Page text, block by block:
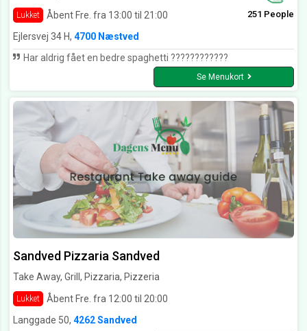
Lukket Åbent Fre. fra 13:00 til 21:00 251 People
Ejlersvej 34 H, 4700 Næstved
Har aldrig fået en bedre spaghetti ????????????
Se Menukort
Sandved Pizzaria Sandved
Take Away, Grill, Pizzaria, Pizzeria
Lukket
Åbent Fre. fra 12:00 til 20:00
Langgade 50, 4262 Sandved